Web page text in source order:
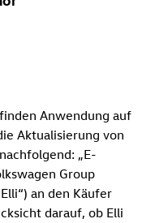
Anwendung auf
Aktualisierung von
„E-
Group
an den Käufer
darauf, ob Elli